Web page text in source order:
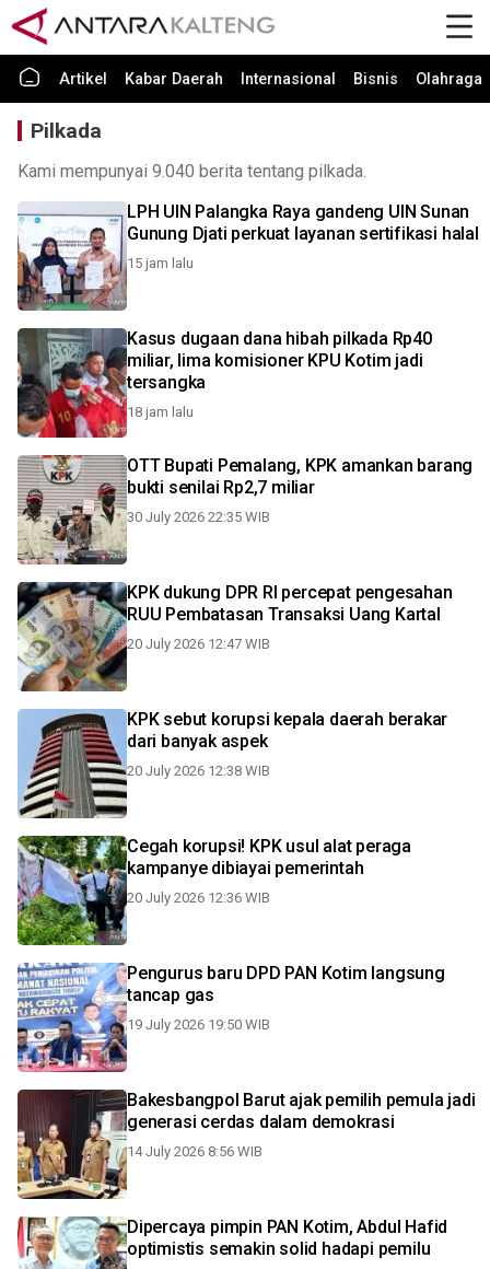
Artikel Kabar Daerah Internasional Bisnis Olahraga
Pilkada
Kami mempunyai 9.040 berita tentang pilkada.
LPH UIN Palangka Raya gandeng UIN Sunan
Gunung Djati perkuat layanan sertifikasi halal
15 jam lalu
Kasus dugaan dana hibah pilkada Rp40
miliar, lima komisioner KPU Kotim jadi
tersangka
18 jam lalu
OTT Bupati Pemalang, KPK amankan barang
bukti senilai Rp2,7 miliar
30 July 2026 22:35 WIB
KPK dukung DPR RI percepat pengesahan
RUU Pembatasan Transaksi Uang Kartal
20 July 2026 12:47 WIB
KPK sebut korupsi kepala daerah berakar
dari banyak aspek
20 July 2026 12:38 WIB
Cegah korupsi! KPK usul alat peraga
kampanye dibiayai pemerintah
20 July 2026 12:36 WIB
Pengurus baru DPD PAN Kotim langsung
tancap gas
19 July 2026 19:50 WIB
Bakesbangpol Barut ajak pemilih pemula jadi
generasi cerdas dalam demokrasi
14 July 2026 8:56 WIB
Dipercaya pimpin PAN Kotim, Abdul Hafid
optimistis semakin solid hadapi pemilu